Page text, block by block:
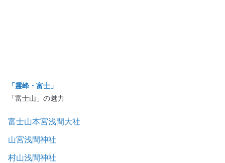
「霊峰・富士」
「富士山」の魅力
富士山本宮浅間大社
山宮浅間神社
村山浅間神社